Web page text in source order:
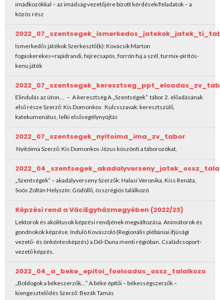
imádkozókkal – az imádság vezetőjére bízott kérdések/feladatok – a
közös rész
Ismerkedős játékok Szerkesztő(k): Kovácsik Márton
fogaskerekes=rapidrandi, fejrecsapós, forrón fuj a szél, turmix-pirítós-
kenu játék
Elindulás az úton… – A keresztség A „Szentségek” tábor 2. előadásának
első része Szerző: Kis Domonkos Kulcsszavak: keresztszülő,
katekumenátus, lelki elsősegélynyújtás
2022_07_szentsegek_nyitoima_ima_zv_tabor
Nyitóima Szerző: Kis Domonkos Jézus köszönti a táborozókat.
„Szentségek” – akadályverseny Szerzők: Halasi Veronika, Kiss Renáta,
Soós Zoltán Helyszín: Gödöllő, összrégiós találkozó
Képzési rend a VáciEgyházmegyében (2022/23)
Lektorok és akolitusok képzési rendjének megváltozása. Animátorok és
gondnokok képzése. Induló Kovászoló (Regionális plébániai ifjúsági
vezető- és önkéntesképzés) a Dél-Duna menti régióban. Családcsoport-
vezető képzés.
2022_04_a_beke_epitoi_foeloadas_ossz_talalkozo
„Boldogok a békeszerzők…” A béke építői – békességszerzők –
kiengesztelődés Szerző: Bezák Tamás